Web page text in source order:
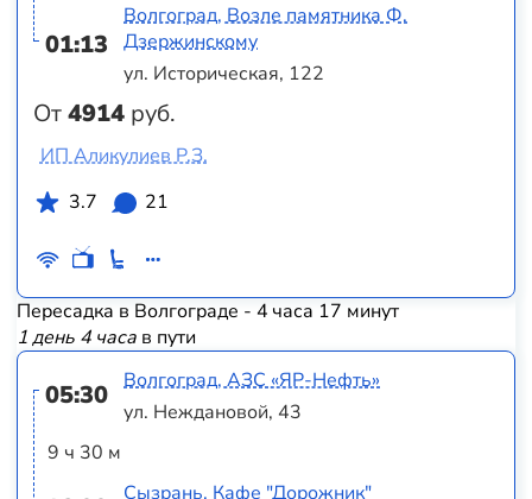
01:13
От4914 руб.
Волгоград, Возле памятника Ф.
Дзержинскому
ул. Историческая, 122
ИП Аликулиев Р.З.
3.7
21
Пересадка в Волгограде - 4 часа 17 минут
1 день 4 часав пути
05:30
9 ч 30 м
Волгоград, АЗС «ЯР-Нефть»
ул. Неждановой, 43
Сызрань, Кафе "Дорожник"